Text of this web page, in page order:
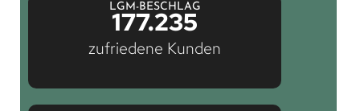
LGM-BESCHLAG
177.235
zufriedene Kunden